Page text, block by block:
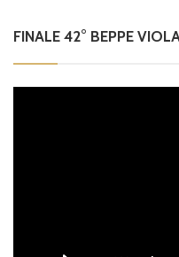
FINALE 42° BEPPE